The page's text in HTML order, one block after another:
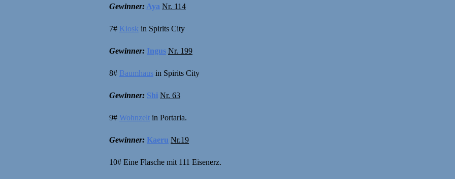
Gewinner: Aya Nr. 114
7# Kiosk in Spirits City
Gewinner: Ingus Nr. 199
8# Baumhaus in Spirits City
Gewinner: Shi Nr. 63
9# Wohnzelt in Portaria.
Gewinner: Kaeru Nr.19
10# Eine Flasche mit 111 Eisenerz.